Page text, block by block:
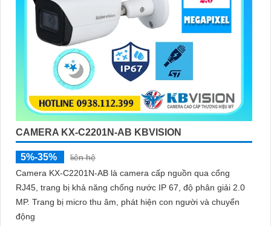
CAMERA KX-C2201N-AB KBVISION
5%-35%
liên hệ
Camera KX-C2201N-AB là camera cấp nguồn qua cổng
RJ45, trang bị khả năng chống nước IP 67, độ phân giải 2.0
MP. Trang bị micro thu âm, phát hiện con người và chuyển
động